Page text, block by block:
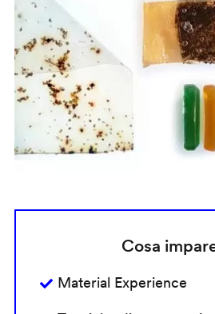
Cosa
Material Experience